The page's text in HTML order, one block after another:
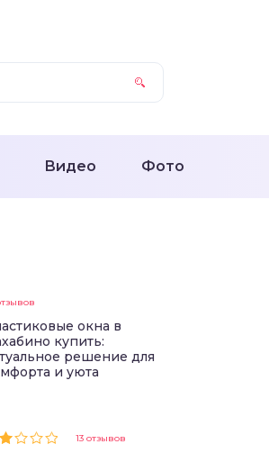
Видео Фото
окна в
купить:
решение для
и уюта
13 отзывов